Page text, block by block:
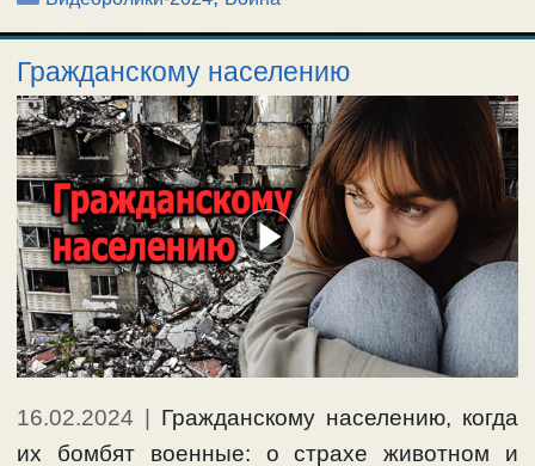
Гражданскому населению
16.02.2024
Гражданскому населению, когда
их бомбят военные: о страхе животном и